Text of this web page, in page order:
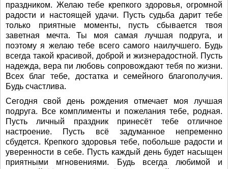
праздником. Желаю тебе крепкого здоровья, огромной
радости и настоящей удачи. Пусть судьба дарит тебе
только приятные моменты, пусть сбывается твоя
заветная мечта. Ты моя самая лучшая подруга, и
поэтому я желаю тебе всего самого наилучшего. Будь
всегда такой красивой, доброй и жизнерадостной. Пусть
надежда, вера пи любовь сопровождают тебя по жизни.
Всех благ тебе, достатка и семейного благополучия.
Будь счастлива.
Сегодня свой день рождения отмечает моя лучшая
подруга. Все комплименты и пожелания тебе, родная.
Пусть личный праздник принесёт тебе отличное
настроение. Пусть всё задуманное непременно
сбудется. Крепкого здоровья тебе, побольше радости и
уверенности в себе. Пусть каждый день будет насыщен
приятными мгновениями. Будь всегда любимой и